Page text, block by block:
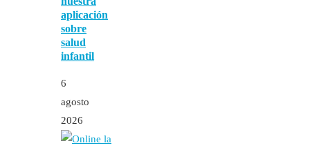
aplicación
sobre
salud
infantil
6
agosto
2026